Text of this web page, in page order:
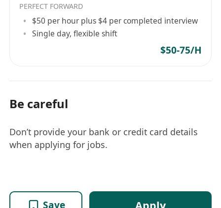
PERFECT FORWARD
$50 per hour plus $4 per completed interview
Single day, flexible shift
$50-75/H
Be careful
Don’t provide your bank or credit card details
when applying for jobs.
Save Apply